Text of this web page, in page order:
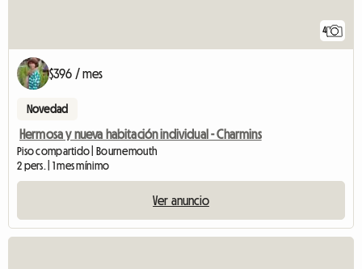
4
$396 / mes
Novedad
Hermosa y nueva habitación individual - Charmins
Piso compartido | Bournemouth
2 pers. | 1 mes mínimo
Ver anuncio